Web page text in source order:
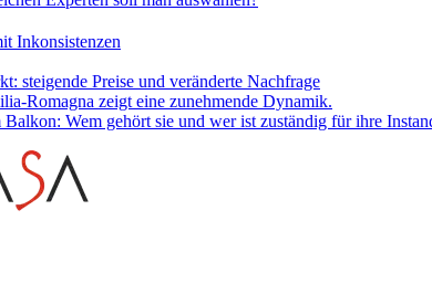
Inkonsistenzen
steigende Preise und veränderte Nachfrage
Romagna zeigt eine zunehmende Dynamik.
Wem gehört sie und wer ist zuständig für ihre